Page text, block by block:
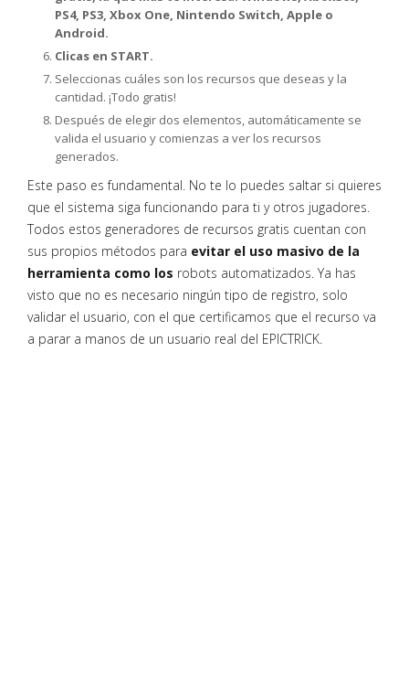
PS4, PS3, Xbox One, Nintendo Switch, Apple o
Android.
Clicas en START.
Seleccionas cuáles son los recursos que deseas y la
cantidad. ¡Todo gratis!
Después de elegir dos elementos, automáticamente se
valida el usuario y comienzas a ver los recursos
generados.
Este paso es fundamental. No te lo puedes saltar si quieres
que el sistema siga funcionando para ti y otros jugadores.
Todos estos generadores de recursos gratis cuentan con
sus propios métodos para evitar el uso masivo de la
herramienta como los robots automatizados. Ya has
visto que no es necesario ningún tipo de registro, solo
validar el usuario, con el que certificamos que el recurso va
a parar a manos de un usuario real del EPICTRICK.